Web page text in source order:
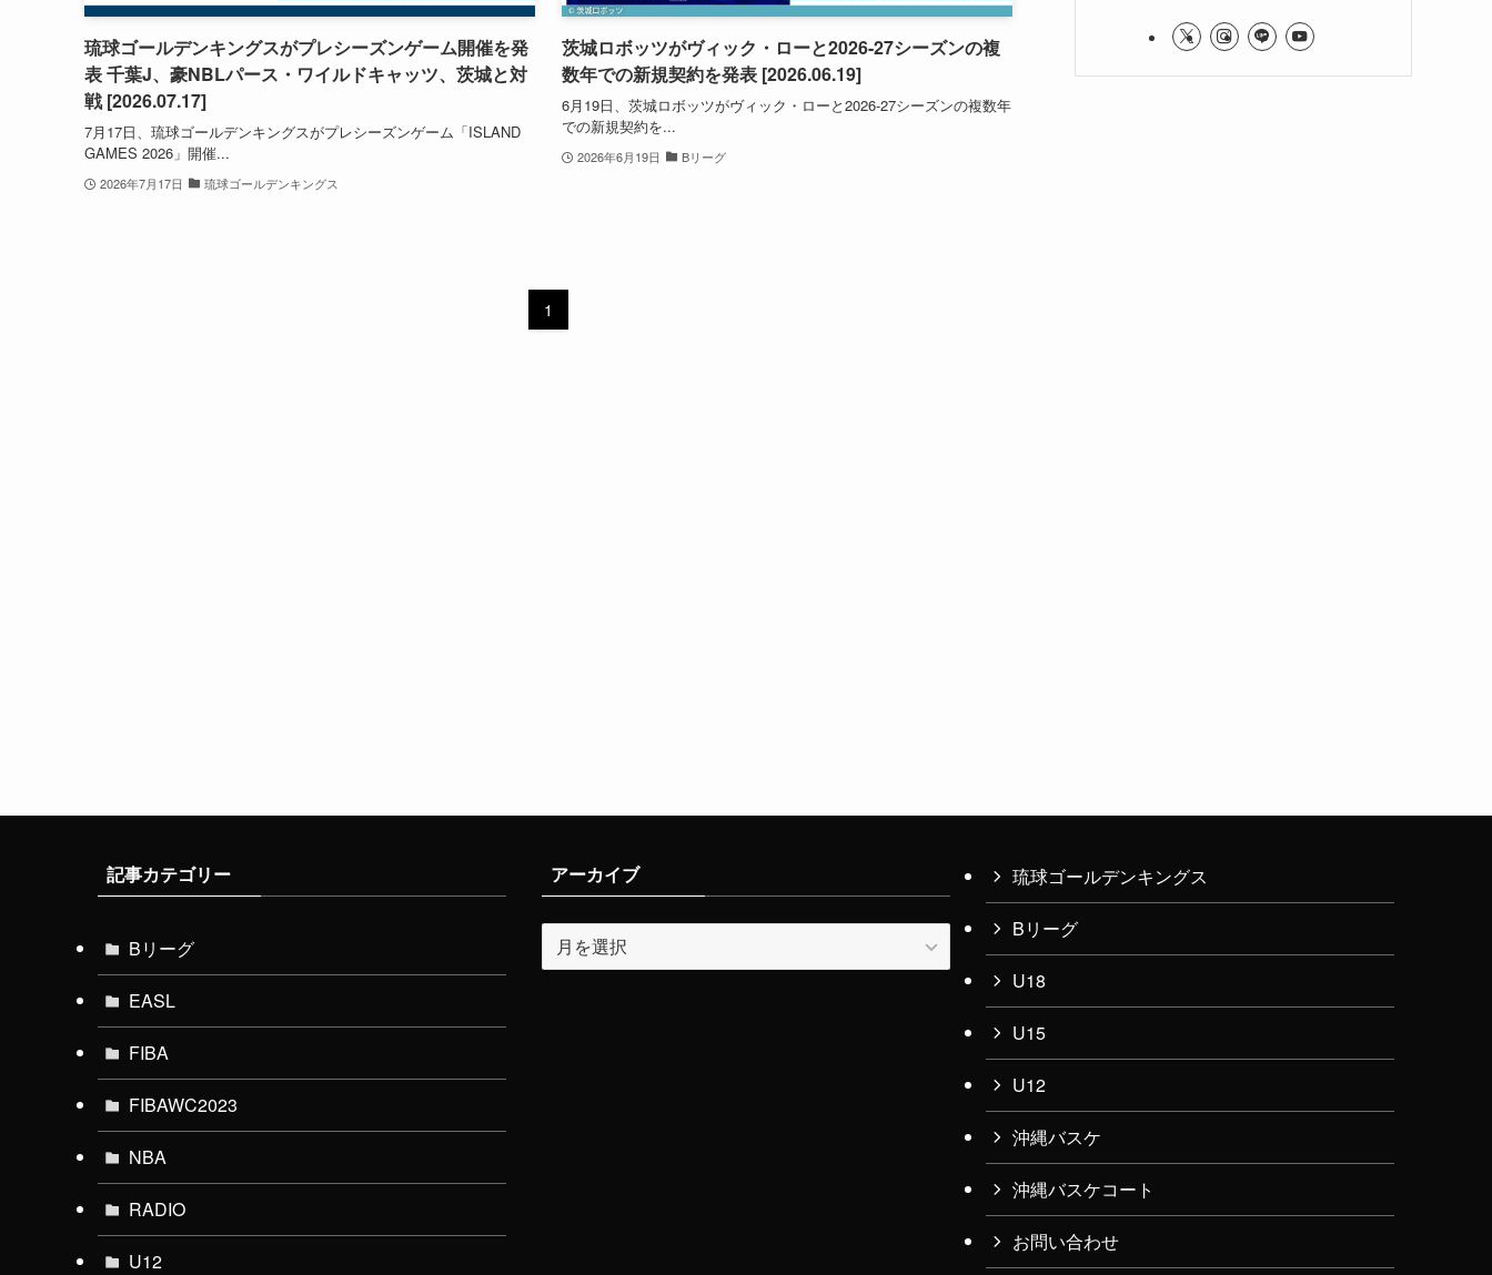
琉球ゴールデンキングスがプレシーズンゲーム開催を発
表 千葉J、豪NBLパース・ワイルドキャッツ、茨城と対
戦 [2026.07.17]
7月17日、琉球ゴールデンキングスがプレシーズンゲーム「ISLAND
GAMES 2026」開催...
2026年7月17日 琉球ゴールデンキングス
茨城ロボッツがヴィック・ローと2026-27シーズンの複
数年での新規契約を発表 [2026.06.19]
6月19日、茨城ロボッツがヴィック・ローと2026-27シーズンの複数年
での新規契約を...
2026年6月19日 Bリーグ
1
記事カテゴリー
Bリーグ
EASL
FIBA
FIBAWC2023
NBA
RADIO
U12
アーカイブ
ー
琉球ゴールデンキングス
Bリーグ
U18
U15
U12
沖縄バスケ
沖縄バスケコート
お問い合わせ